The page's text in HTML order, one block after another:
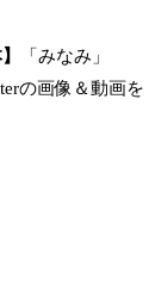
「みなみ」
の画像＆動画を